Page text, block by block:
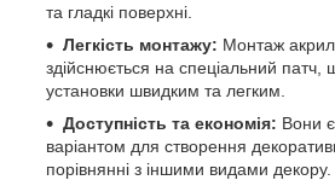
та гладкі поверхні.
Легкість монтажу: Монтаж
здійснюється на спеціальний
установки швидким та легким.
Доступність та економія: Вони
варіантом для створення
порівнянні з іншими видами декору.